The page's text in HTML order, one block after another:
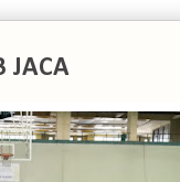
JACA